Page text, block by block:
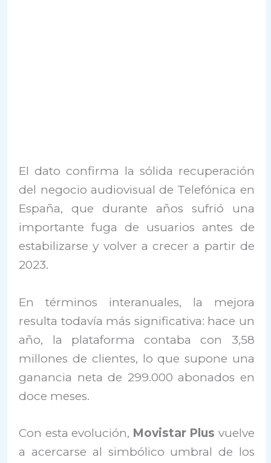
El dato confirma la sólida recuperación
del negocio audiovisual de Telefónica en
España, que durante años sufrió una
importante fuga de usuarios antes de
estabilizarse y volver a crecer a partir de
2023.
En términos interanuales, la mejora
resulta todavía más significativa: hace un
año, la plataforma contaba con 3,58
millones de clientes, lo que supone una
ganancia neta de 299.000 abonados en
doce meses.
Con esta evolución, Movistar Plus vuelve
a acercarse al simbólico umbral de los